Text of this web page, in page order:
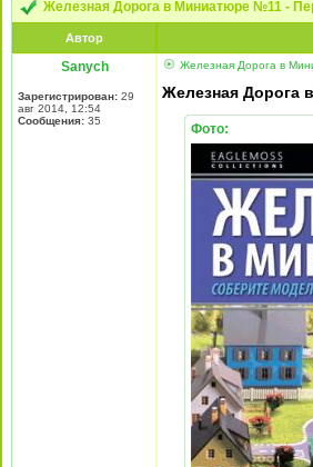
Железная Дорога в Миниатюре №11 -
Автор
Sanych
Зарегистрирован: 29
авг 2014, 12:54
Сообщения: 35
Железная Дорога в
Железная Дорога
Фото: